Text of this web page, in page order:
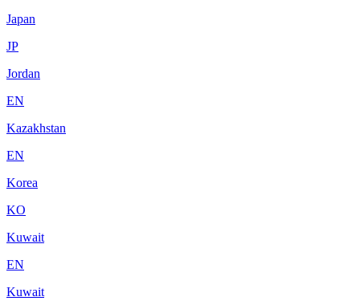
Japan
JP
Jordan
EN
Kazakhstan
EN
Korea
KO
Kuwait
EN
Kuwait